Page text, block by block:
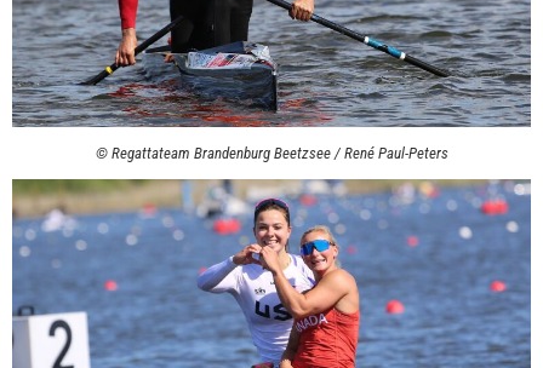
© Regattateam Brandenburg Beetzsee / René Paul-Peters